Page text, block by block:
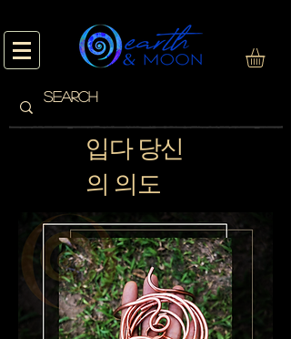
입다 당신
의 의도